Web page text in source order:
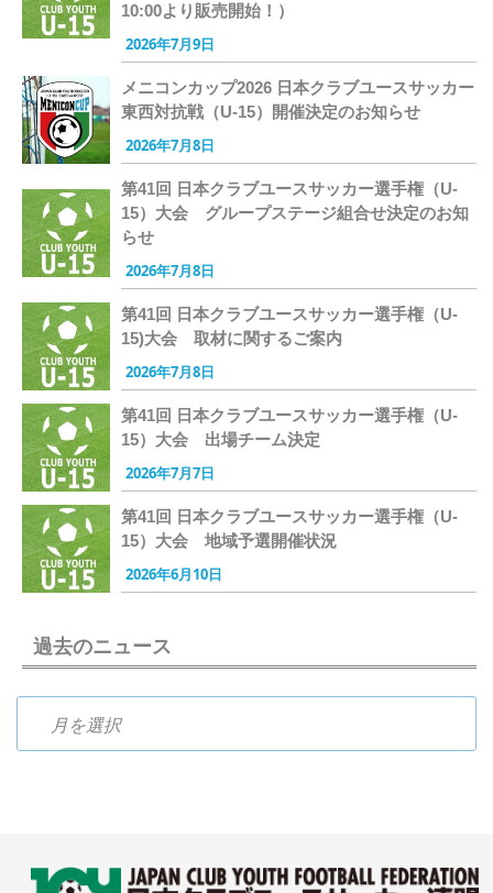
10:00より販売開始！）
2026年7月9日
メニコンカップ2026 日本クラブユースサッカー
東西対抗戦（U-15）開催決定のお知らせ
2026年7月8日
第41回 日本クラブユースサッカー選手権（U-
15）大会 グループステージ組合せ決定のお知
らせ
2026年7月8日
第41回 日本クラブユースサッカー選手権（U-
15)大会 取材に関するご案内
2026年7月8日
第41回 日本クラブユースサッカー選手権（U-
15）大会 出場チーム決定
2026年7月7日
第41回 日本クラブユースサッカー選手権（U-
15）大会 地域予選開催状況
2026年6月10日
過去のニュース